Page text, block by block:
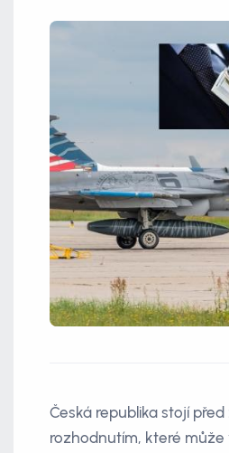
Česká republika stojí
rozhodnutím, které